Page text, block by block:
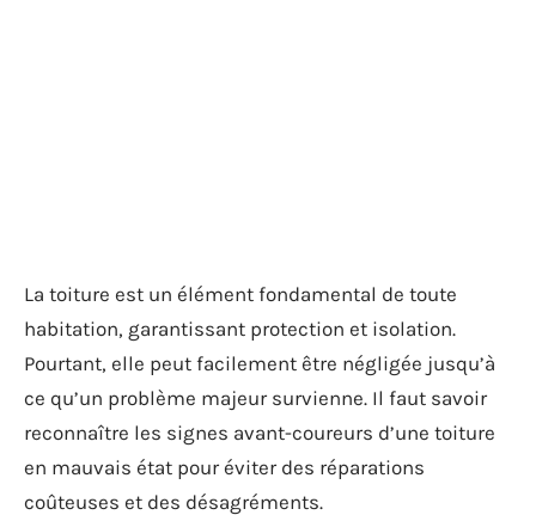
La toiture est un élément fondamental de toute
habitation, garantissant protection et isolation.
Pourtant, elle peut facilement être négligée jusqu’à
ce qu’un problème majeur survienne. Il faut savoir
reconnaître les signes avant-coureurs d’une toiture
en mauvais état pour éviter des réparations
coûteuses et des désagréments.